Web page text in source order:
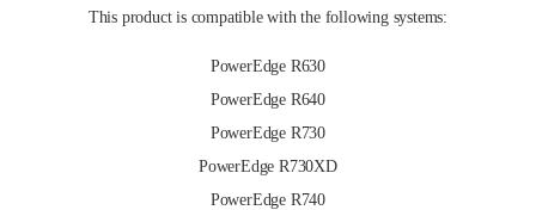
This product is compatible with the following systems:
PowerEdge R630
PowerEdge R640
PowerEdge R730
PowerEdge R730XD
PowerEdge R740